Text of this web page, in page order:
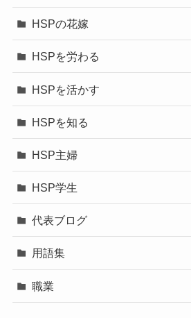
HSPの花嫁
HSPを労わる
HSPを活かす
HSPを知る
HSP主婦
HSP学生
代表ブログ
用語集
職業